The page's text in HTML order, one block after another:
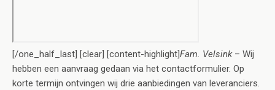
[/one_half_last] [clear] [content-highlight]Fam. Velsink– Wij
hebben een aanvraag gedaan via het contactformulier. Op
korte termijn ontvingen wij drie aanbiedingen van leveranciers.